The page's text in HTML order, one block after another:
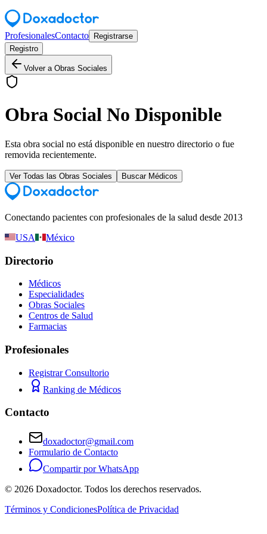
ProfesionalesContacto
Registrarse
Registro
Volver a Obras Sociales
Obra Social No Disponible
Esta obra social no está disponible en nuestro directorio o fue
removida recientemente.
Ver Todas las Obras Sociales Buscar Médicos
Conectando pacientes con profesionales de la salud desde 2013
USA
México
Directorio
Médicos
Especialidades
Obras Sociales
Centros de Salud
Farmacias
Profesionales
Registrar Consultorio
Ranking de Médicos
Contacto
doxadoctor@gmail.com
Formulario de Contacto
Compartir por WhatsApp
© 2026 Doxadoctor. Todos los derechos reservados.
Términos y CondicionesPolítica de Privacidad